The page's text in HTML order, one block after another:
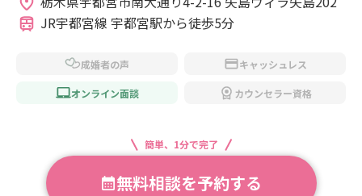
JR宇都宮線 宇都宮駅から徒歩5分
成婚者の声 キャッシュレス
オンライン面談 カウンセラー資格
簡単、1分で完了
無料相談を予約する